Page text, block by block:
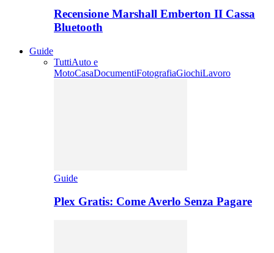
Recensione Marshall Emberton II Cassa
Bluetooth
Guide
TuttiAuto e
MotoCasaDocumentiFotografiaGiochiLavoro
Guide
Plex Gratis: Come Averlo Senza Pagare